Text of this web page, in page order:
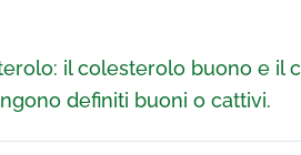
il colesterolo buono e
definiti buoni o cattivi.